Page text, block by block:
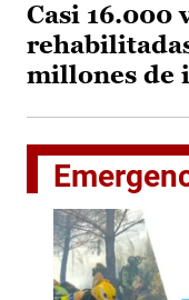
Casi 16.000
millones de